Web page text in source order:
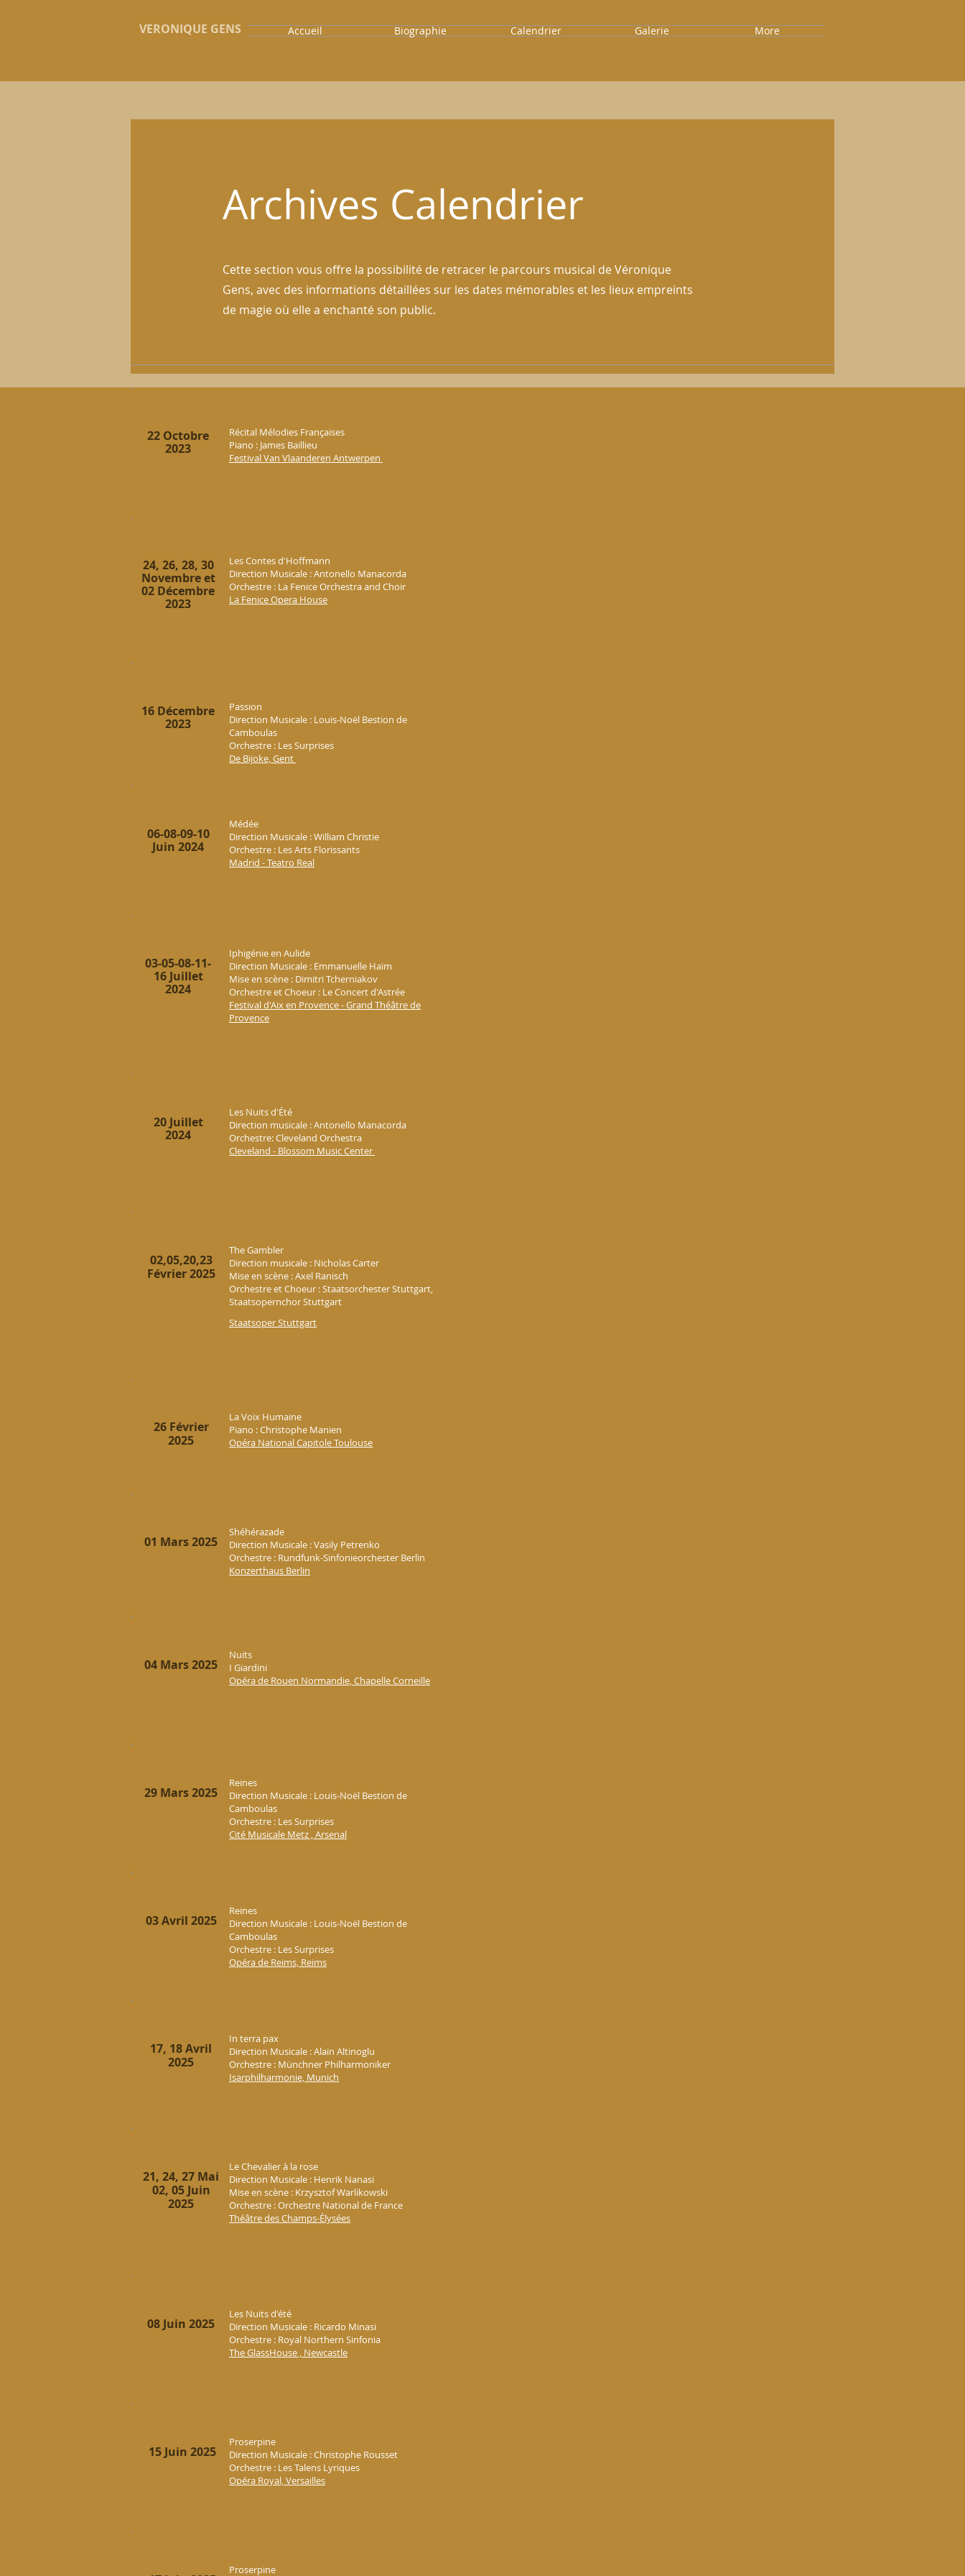
VERONIQUE GENS Accueil Biographie Calendrier Galerie More
Archives Calendrier
Cette section vous offre la possibilité de retracer le parcours musical de Véronique
Gens, avec des informations détaillées sur les dates mémorables et les lieux empreints
de magie où elle a enchanté son public.
22 Octobre
2023
Récital Mélodies Françaises
Piano : James Baillieu
Festival Van Vlaanderen Antwerpen
24, 26, 28, 30
Novembre et
02 Décembre
2023
Les Contes d'Hoffmann
Direction Musicale : Antonello Manacorda
Orchestre : La Fenice Orchestra and Choir
La Fenice Opera House
16 Décembre
2023
Passion
Direction Musicale : Louis-Noël Bestion de
Camboulas
Orchestre : Les Surprises
De Bijoke, Gent
06-08-09-10
Juin 2024
Médée
Direction Musicale : William Christie
Orchestre : Les Arts Florissants
Madrid - Teatro Real
03-05-08-11-
16 Juillet
2024
Iphigénie en Aulide
Direction Musicale : Emmanuelle Haïm
Mise en scène : Dimitri Tcherniakov
Orchestre et Choeur : Le Concert d'Astrée
Festival d'Aix en Provence - Grand Théâtre de
Provence
20 Juillet
2024
Les Nuits d'Été
Direction musicale : Antonello Manacorda
Orchestre: Cleveland Orchestra
Cleveland - Blossom Music Center
02,05,20,23
Février 2025
The Gambler
Direction musicale : Nicholas Carter
Mise en scène : Axel Ranisch
Orchestre et Choeur : Staatsorchester Stuttgart,
Staatsopernchor Stuttgart
Staatsoper Stuttgart
26 Février
2025
La Voix Humaine
Piano : Christophe Manien
Opéra National Capitole Toulouse
01 Mars 2025
Shéhérazade
Direction Musicale : Vasily Petrenko
Orchestre : Rundfunk-Sinfonieorchester Berlin
Konzerthaus Berlin
04 Mars 2025
Nuits
I Giardini
Opéra de Rouen Normandie, Chapelle Corneille
29 Mars 2025
Reines
Direction Musicale : Louis-Noël Bestion de
Camboulas
Orchestre : Les Surprises
Cité Musicale Metz , Arsenal
03 Avril 2025
Reines
Direction Musicale : Louis-Noël Bestion de
Camboulas
Orchestre : Les Surprises
Opéra de Reims, Reims
17, 18 Avril
2025
In terra pax
Direction Musicale : Alain Altinoglu
Orchestre : Münchner Philharmoniker
Isarphilharmonie, Munich
21, 24, 27 Mai
02, 05 Juin
2025
Le Chevalier à la rose
Direction Musicale : Henrik Nanasi
Mise en scène : Krzysztof Warlikowski
Orchestre : Orchestre National de France
Théâtre des Champs-Élysées
08 Juin 2025
Les Nuits d'été
Direction Musicale : Ricardo Minasi
Orchestre : Royal Northern Sinfonia
The GlassHouse , Newcastle
15 Juin 2025
Proserpine
Direction Musicale : Christophe Rousset
Orchestre : Les Talens Lyriques
Opéra Royal, Versailles
Proserpine